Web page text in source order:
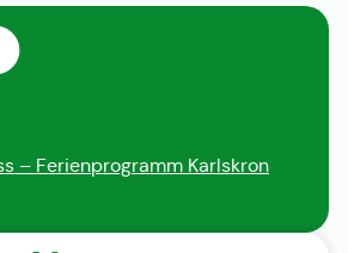
– Ferienprogramm Karlskron